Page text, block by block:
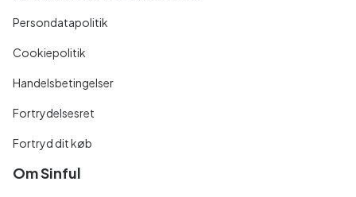
Persondatapolitik
Cookiepolitik
Handelsbetingelser
Fortrydelsesret
Fortryd dit køb
Om Sinful